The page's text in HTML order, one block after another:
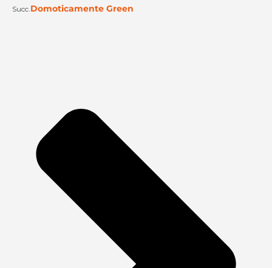
Succ.Domoticamente Green